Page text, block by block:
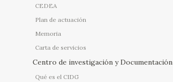
CEDEA
Plan de actuación
Memoria
Carta de servicios
Centro de investigación y Documentación
Qué es el CIDG